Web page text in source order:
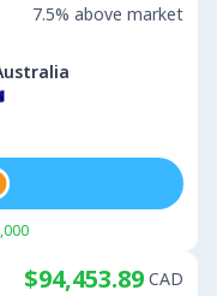
7.5% above market
$94,453.89 CAD